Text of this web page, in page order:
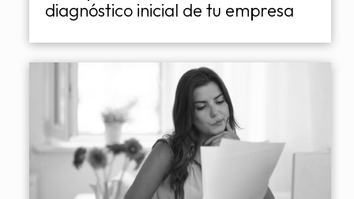
diagnóstico inicial de tu empresa